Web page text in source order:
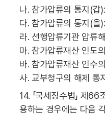
나. 참가압류의 통지(갑
다. 참가압류의 통지(을
라. 선행압류기관 압류
마. 참가압류재산 인도
바. 참가압류재산 인수
사. 교부청구의 해제 통
14. 「국세징수법」 제
용하는 경우에는 다음